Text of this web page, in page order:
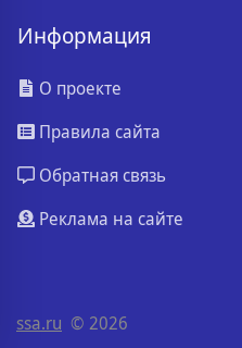
Информация
О проекте
Правила сайта
Обратная связь
Реклама на сайте
ssa.ru © 2026